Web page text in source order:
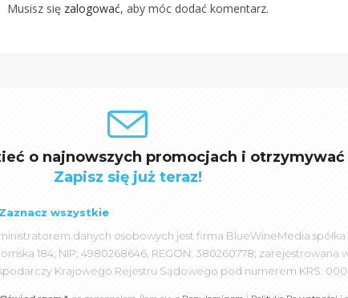
Musisz się zalogować, aby móc dodać komentarz.
o najnowszych promocjach i
Zapisz się już teraz!
Zaznacz wszystkie
danych osobowych jest firma BlueWineMedia spółka
184; NIP: 4980268646, REGON: 380260778; zarejestrowana
Krajowego Rejestru Sądowego pod numerem KRS: